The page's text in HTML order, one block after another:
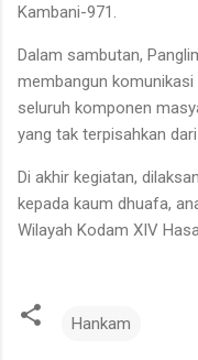
Kambani-971.
Dalam sambutan,
membangun
seluruh komponen
yang tak terpisahkan dari
Di akhir kegiatan,
kepada kaum dhuafa,
Wilayah Kodam XIV
Hankam